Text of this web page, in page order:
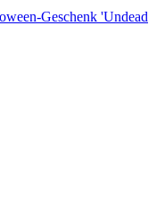
Geschenk 'Undead